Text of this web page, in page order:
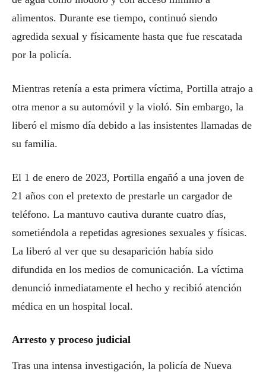
alimentos. Durante ese tiempo, continuó siendo
agredida sexual y físicamente hasta que fue rescatada
por la policía.
Mientras retenía a esta primera víctima, Portilla atrajo a
otra menor a su automóvil y la violó. Sin embargo, la
liberó el mismo día debido a las insistentes llamadas de
su familia.
El 1 de enero de 2023, Portilla engañó a una joven de
21 años con el pretexto de prestarle un cargador de
teléfono. La mantuvo cautiva durante cuatro días,
sometiéndola a repetidas agresiones sexuales y físicas.
La liberó al ver que su desaparición había sido
difundida en los medios de comunicación. La víctima
denunció inmediatamente el hecho y recibió atención
médica en un hospital local.
Arresto y proceso judicial
Tras una intensa investigación, la policía de Nueva